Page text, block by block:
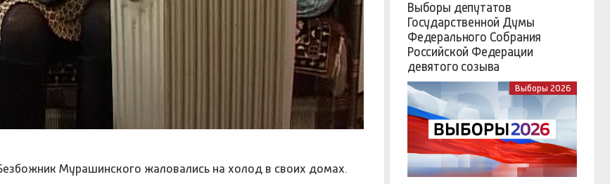
Мурашинского жаловались на холод в своих домах.
Выборы депутатов
Государственной Думы
Федерального Собрания
Российской Федерации
девятого созыва
Выборы 2026